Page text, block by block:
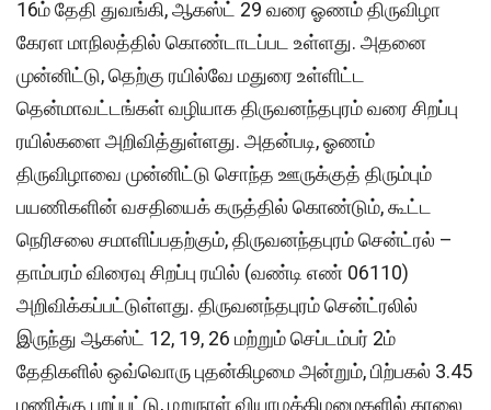
16ம் தேதி துவங்கி, ஆகஸ்ட் 29 வரை ஓணம் திருவிழா
கேரள மாநிலத்தில் கொண்டாடப்பட உள்ளது. அதனை
முன்னிட்டு, தெற்கு ரயில்வே மதுரை உள்ளிட்ட
தென்மாவட்டங்கள் வழியாக திருவனந்தபுரம் வரை சிறப்பு
ரயில்களை அறிவித்துள்ளது. அதன்படி, ஓணம்
திருவிழாவை முன்னிட்டு சொந்த ஊருக்குத் திரும்பும்
பயணிகளின் வசதியைக் கருத்தில் கொண்டும், கூட்ட
நெரிசலை சமாளிப்பதற்கும், திருவனந்தபுரம் சென்ட்ரல் –
தாம்பரம் விரைவு சிறப்பு ரயில் (வண்டி எண் 06110)
அறிவிக்கப்பட்டுள்ளது. திருவனந்தபுரம் சென்ட்ரலில்
இருந்து ஆகஸ்ட் 12, 19, 26 மற்றும் செப்டம்பர் 2ம்
தேதிகளில் ஒவ்வொரு புதன்கிழமை அன்றும், பிற்பகல் 3.45
மணிக்கு புறப்பட்டு, மறுநாள் வியாழக்கிழமைகளில் காலை